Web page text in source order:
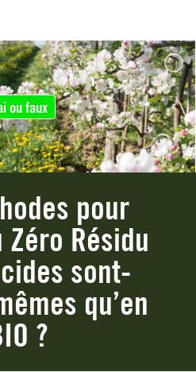
ou faux
pour
Résidu
sont-
qu’en
?